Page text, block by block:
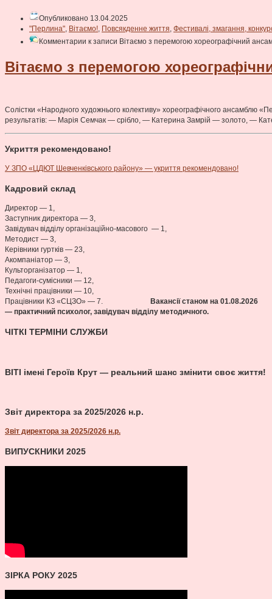
Опубликовано 13.04.2025
"Перлина", Вітаємо!, Повсякденне життя, Фестивалі, змагання,
Комментарии к записи Вітаємо з перемогою хореографічний
Вітаємо з перемогою
Солістки «Народного художнього колективу» хореографічного ансамблю
результатів: — Марія Семчак — срібло, — Катерина Замрій — золото, —
Укриття рекомендовано!
У ЗПО «ЦДЮТ Шевченківського району» — укриття рекомендовано!
Кадровий склад
Директор — 1,
Заступник директора — 3,
Завідувач відділу організаційно-масового — 1,
Методист — 3,
Керівники гуртків — 23,
Акомпаніатор — 3,
Культорганізатор — 1,
Педагоги-сумісники — 12,
Технічні працівники — 10,
Працівники КЗ «СЦЗО» — 7.
Вакансії станом на 01.08.2026
— практичний психолог, завідувач відділу методичного.
ЧІТКІ ТЕРМІНИ СЛУЖБИ
ВІТІ імені Героїв Крут — реальний шанс змінити своє життя!
Звіт директора за 2025/2026 н.р.
Звіт директора за 2025/2026 н.р.
ВИПУСКНИКИ 2025
ЗІРКА РОКУ 2025